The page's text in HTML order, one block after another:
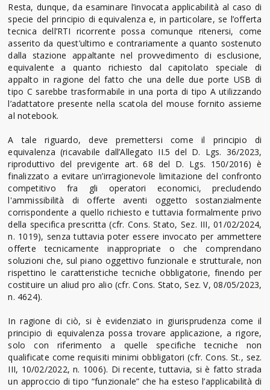
Resta, dunque, da esaminare l’invocata applicabilità al caso di
specie del principio di equivalenza e, in particolare, se l’offerta
tecnica dell’RTI ricorrente possa comunque ritenersi, come
asserito da quest’ultimo e contrariamente a quanto sostenuto
dalla stazione appaltante nel provvedimento di esclusione,
equivalente a quanto richiesto dal capitolato speciale di
appalto in ragione del fatto che una delle due porte USB di
tipo C sarebbe trasformabile in una porta di tipo A utilizzando
l’adattatore presente nella scatola del mouse fornito assieme
al notebook.
A tale riguardo, deve premettersi come il principio di
equivalenza (ricavabile dall’Allegato II.5 del D. Lgs. 36/2023,
riproduttivo del previgente art. 68 del D. Lgs. 150/2016) è
finalizzato a evitare un’irragionevole limitazione del confronto
competitivo fra gli operatori economici, precludendo
l'ammissibilità di offerte aventi oggetto sostanzialmente
corrispondente a quello richiesto e tuttavia formalmente privo
della specifica prescritta (cfr. Cons. Stato, Sez. III, 01/02/2024,
n. 1019), senza tuttavia poter essere invocato per ammettere
offerte tecnicamente inappropriate o che comprendano
soluzioni che, sul piano oggettivo funzionale e strutturale, non
rispettino le caratteristiche tecniche obbligatorie, finendo per
costituire un aliud pro alio (cfr. Cons. Stato, Sez. V, 08/05/2023,
n. 4624).
In ragione di ciò, si è evidenziato in giurisprudenza come il
principio di equivalenza possa trovare applicazione, a rigore,
solo con riferimento a quelle specifiche tecniche non
qualificate come requisiti minimi obbligatori (cfr. Cons. St., sez.
III, 10/02/2022, n. 1006). Di recente, tuttavia, si è fatto strada
un approccio di tipo “funzionale” che ha esteso l’applicabilità di